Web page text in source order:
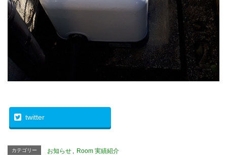
twitter
カテゴリー お知らせ Room 実績紹介